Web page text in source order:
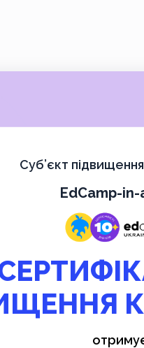
Суб’єкт підвищення
EdCamp-